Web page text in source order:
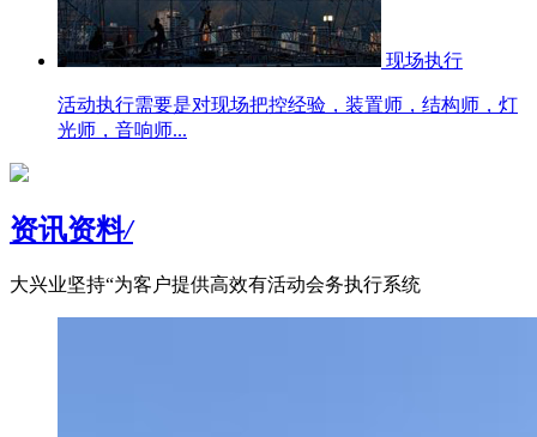
现场执行
活动执行需要是对现场把控经验，装置师，结构师，灯
光师，音响师...
资讯资料/
大兴业坚持“为客户提供高效有活动会务执行系统